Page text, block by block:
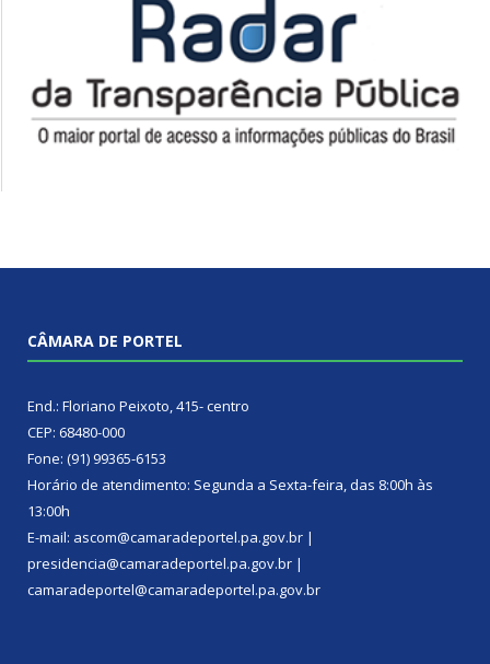
CÂMARA DE PORTEL
End.: Floriano Peixoto, 415- centro
CEP: 68480-000
Fone: (91) 99365-6153
Horário de atendimento: Segunda a Sexta-feira, das 8:00h às
13:00h
E-mail: ascom@camaradeportel.pa.gov.br |
presidencia@camaradeportel.pa.gov.br |
camaradeportel@camaradeportel.pa.gov.br